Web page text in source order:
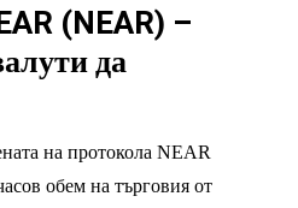
(NEAR) –
да
на протокола NEAR
обем на търговия от